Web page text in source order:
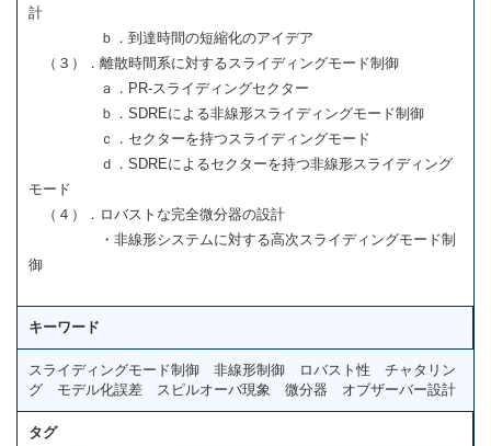
計
ｂ．到達時間の短縮化のアイデア
（３）．離散時間系に対するスライディングモード制御
ａ．PR-スライディングセクター
ｂ．SDREによる非線形スライディングモード制御
ｃ．セクターを持つスライディングモード
ｄ．SDREによるセクターを持つ非線形スライディング
モード
（４）．ロバストな完全微分器の設計
・非線形システムに対する高次スライディングモード制
御
キーワード
スライディングモード制御 非線形制御 ロバスト性 チャタリン
グ モデル化誤差 スピルオーバ現象 微分器 オブザーバー設計
タグ